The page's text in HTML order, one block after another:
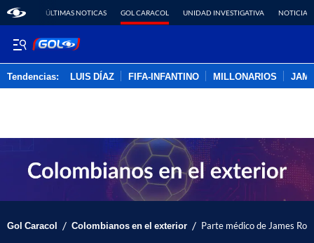
ÚLTIMAS NOTICAS GOL CARACOL UNIDAD INVESTIGATIVA NOTICIAS
Tendencias: LUIS DÍAZ FIFA-INFANTINO MILLONARIOS
Gol Caracol / Colombianos en el exterior / Parte médico de James